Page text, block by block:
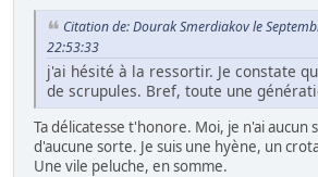
Citation de: Dourak Smerdiakov le
22:53:33
j'ai hésité à la ressortir. Je constate
de scrupules. Bref, toute une
Ta délicatesse t'honore. Moi, je n'ai aucun
d'aucune sorte. Je suis une hyène, un
Une vile peluche, en somme.